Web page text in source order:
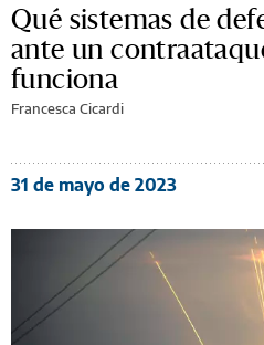
Qué sistemas de
ante un
funciona
Francesca Cicardi
31 de mayo de 2023